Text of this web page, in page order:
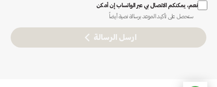
نعم، يمكنكم الاتصال بي عبر الواتساب إن أمكن
ستحصل على تأكيد الموعد برسالة نصية أيضاً
ارسل الرسالة